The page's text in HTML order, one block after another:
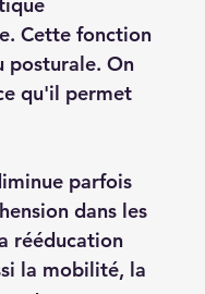
Cette fonction
posturale. On
qu'il permet
parfois
dans les
rééducation
la mobilité, la